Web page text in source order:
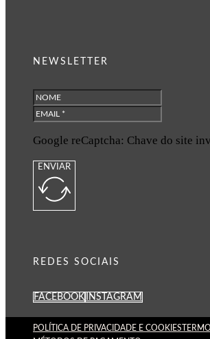
NEWSLETTER
Google reCaptcha: Chave do site
ENVIAR
REDES SOCIAIS
FACEBOOK INSTAGRAM
POLÍTICA DE PRIVACIDADE E COOKIES